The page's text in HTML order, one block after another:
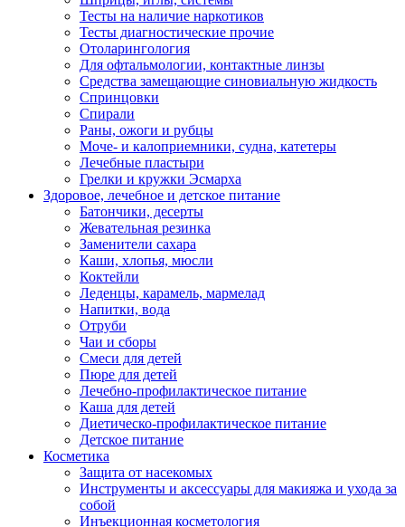
Тесты на наличие наркотиков
Тесты диагностические прочие
Отоларингология
Для офтальмологии, контактные линзы
Средства замещающие синовиальную жидкость
Спринцовки
Спирали
Раны, ожоги и рубцы
Моче- и калоприемники, судна, катетеры
Лечебные пластыри
Грелки и кружки Эсмарха
Здоровое, лечебное и детское питание
Батончики, десерты
Жевательная резинка
Заменители сахара
Каши, хлопья, мюсли
Коктейли
Леденцы, карамель, мармелад
Напитки, вода
Отруби
Чаи и сборы
Смеси для детей
Пюре для детей
Лечебно-профилактическое питание
Каша для детей
Диетическо-профилактическое питание
Детское питание
Косметика
Защита от насекомых
Инструменты и аксессуары для макияжа и ухода за
собой
Инъекционная косметология